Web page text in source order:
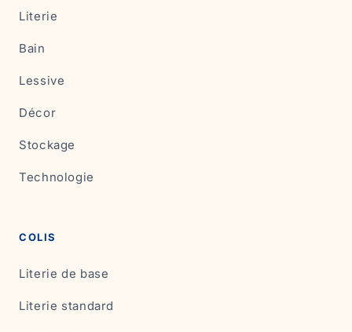
Literie
Bain
Lessive
Décor
Stockage
Technologie
COLIS
Literie de base
Literie standard